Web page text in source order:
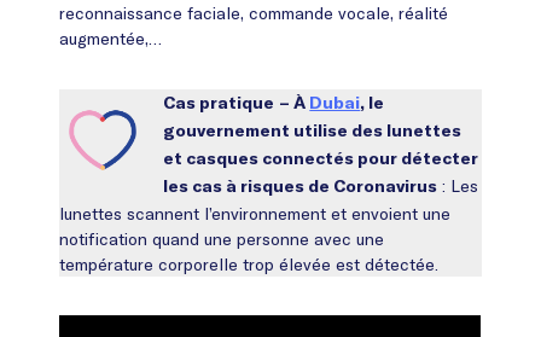
reconnaissance faciale, commande vocale, réalité
augmentée,…
Cas pratique – À Dubai, le
gouvernement utilise des lunettes
et casques connectés pour détecter
les cas à risques de Coronavirus : Les
lunettes scannent l’environnement et envoient une
notification quand une personne avec une
température corporelle trop élevée est détectée.